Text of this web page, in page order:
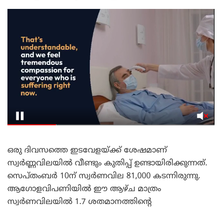
ഒരു ദിവസത്തെ ഇടവേളയ്ക്ക് ശേഷമാണ്
സ്വർണ്ണവിലയിൽ വീണ്ടും കുതിപ്പ് ഉണ്ടായിരിക്കുന്നത്.
സെപ്തംബർ 10ന് സ്വർണവില 81,000 കടന്നിരുന്നു. ​
ആഗോളവിപണിയിൽ ഈ ആഴ്ച മാത്രം
സ്വർണവിലയിൽ 1.7 ശതമാനത്തിന്റെ